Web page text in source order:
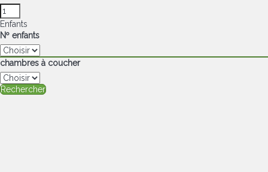
Enfants
Nº enfants
chambres à coucher
Rechercher